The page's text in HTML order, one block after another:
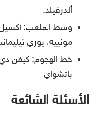
ألدرفيلد.
وسط الملعب:
مونييه، يوري
خط الهجوم: كيفن دي
باتشواي
الأسئلة الشائعة